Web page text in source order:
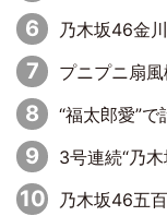
乃木坂46金川
プニプニ扇風機に騒
“福太郎愛”で話題…乃木
3号連続“乃木坂46祭り” ラス
乃木坂46五百城茉央、ルー